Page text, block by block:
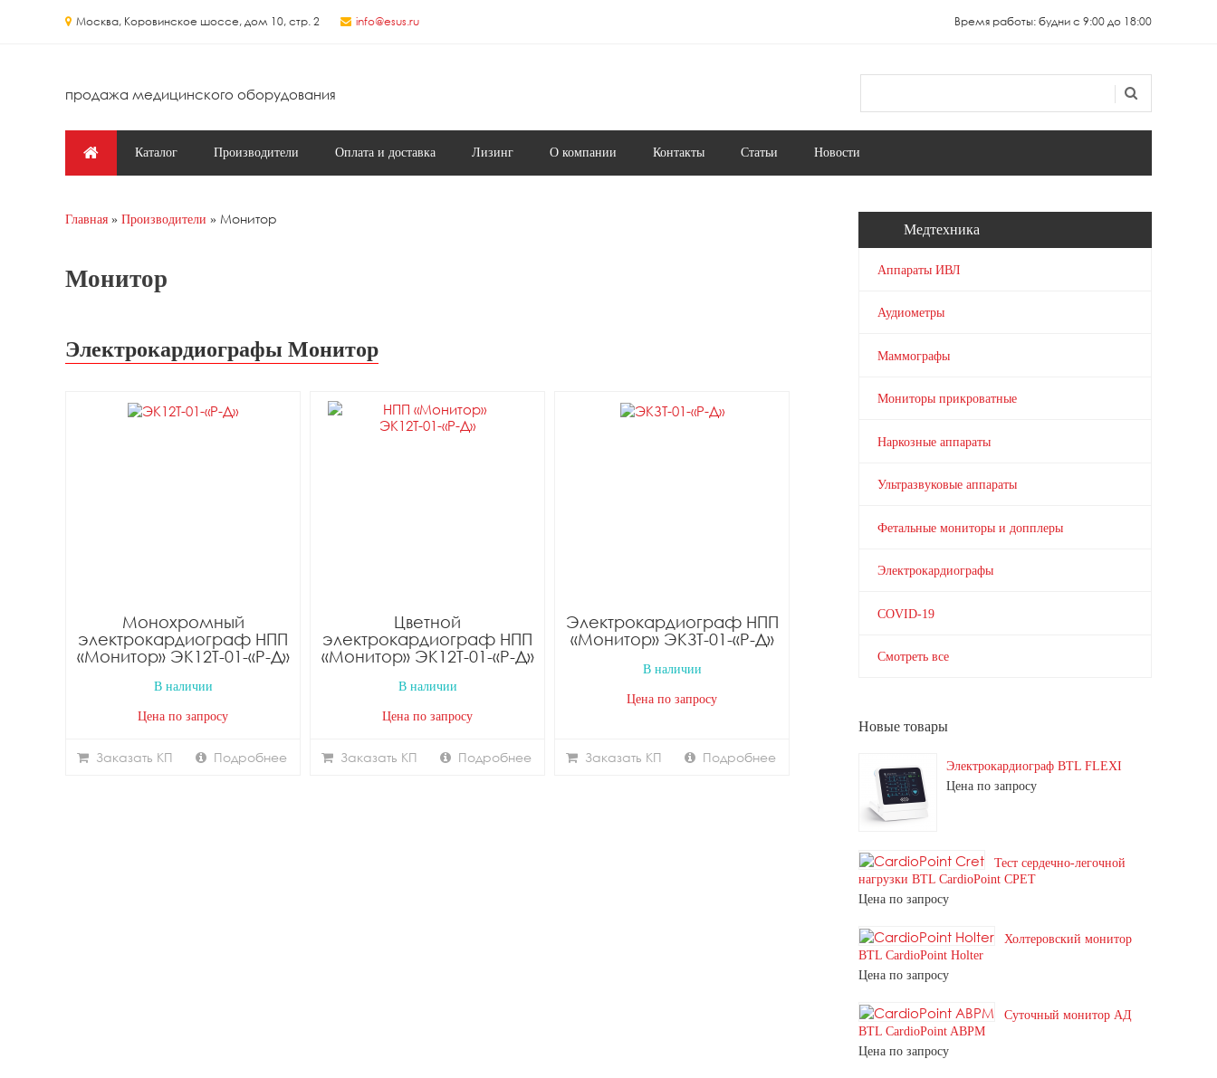
Москва, Коровинское шоссе, дом 10, стр. 2 info@esus.ru Время работы: будни с 9:00 до 18:00
продажа медицинского оборудования
Главное менюКаталог Производители Оплата и доставка Лизинг О компании Контакты Статьи Новости
Вы здесь
Главная Производители Монитор
Монитор
Электрокардиографы Монитор
Монохромный
электрокардиограф НПП
«Монитор» ЭК12Т-01-«Р-Д»
В наличии
Цена по запросу
Заказать КП Подробнее
Цветной
электрокардиограф НПП
«Монитор» ЭК12Т-01-«Р-Д»
В наличии
Цена по запросу
Заказать КП Подробнее
Электрокардиограф НПП
«Монитор» ЭКЗТ-01-«Р-Д»
В наличии
Цена по запросу
Заказать КП Подробнее
Медтехника
Аппараты ИВЛ
Аудиометры
Маммографы
Мониторы прикроватные
Наркозные аппараты
Ультразвуковые аппараты
Фетальные мониторы и допплеры
Электрокардиографы
COVID-19
Смотреть все
Новые товары
Электрокардиограф BTL FLEXI
Цена по запросу
Тест сердечно-легочной
нагрузки BTL CardioPoint CPET
Цена по запросу
Холтеровский монитор
BTL CardioPoint Holter
Цена по запросу
Суточный монитор АД
BTL CardioPoint ABPM
Цена по запросу